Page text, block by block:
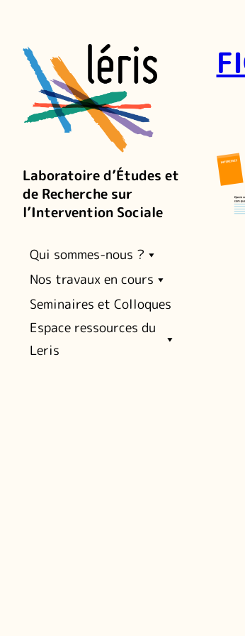
Laboratoire d’Études et
de Recherche sur
l’Intervention Sociale
Qui sommes-nous ?
Nos travaux en cours
Seminaires et Colloques
Espace ressources du
Leris